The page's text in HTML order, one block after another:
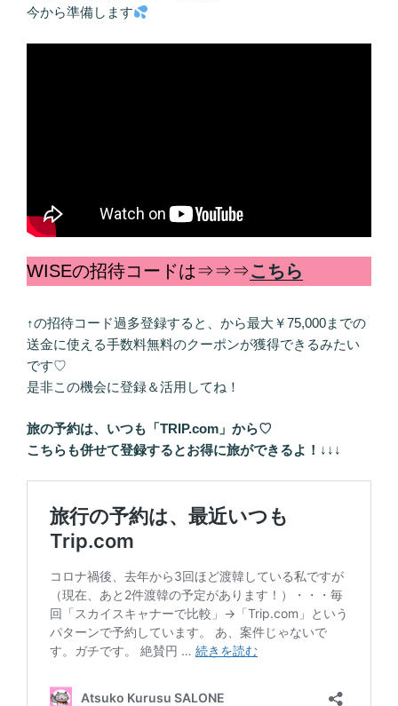
今から準備します
WISEの招待コードは⇒⇒⇒こちら
↑の招待コード過多登録すると、から最大￥75,000までの
送金に使える手数料無料のクーポンが獲得できるみたい
です♡
是非この機会に登録＆活用してね！
旅の予約は、いつも「TRIP.com」から♡
こちらも併せて登録するとお得に旅ができるよ！ ↓↓↓